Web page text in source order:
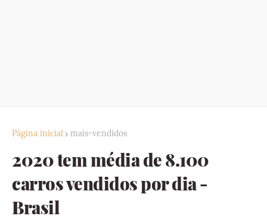
Página inicial mais-vendidos
2020 tem média de 8.100
carros vendidos por dia -
Brasil